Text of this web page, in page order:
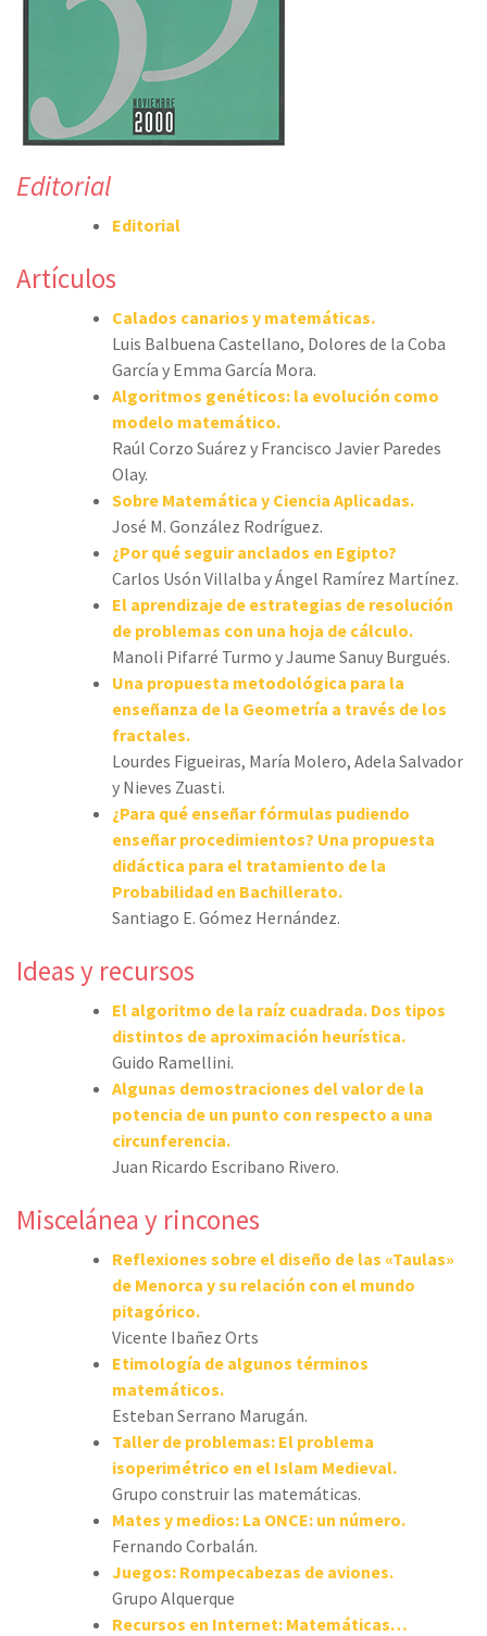
Editorial
Editorial
Artículos
Calados canarios y matemáticas.
Luis Balbuena Castellano, Dolores de la Coba
García y Emma García Mora.
Algoritmos genéticos: la evolución como
modelo matemático.
Raúl Corzo Suárez y Francisco Javier Paredes
Olay.
Sobre Matemática y Ciencia Aplicadas.
José M. González Rodríguez.
¿Por qué seguir anclados en Egipto?
Carlos Usón Villalba y Ángel Ramírez Martínez.
El aprendizaje de estrategias de resolución
de problemas con una hoja de cálculo.
Manoli Pifarré Turmo y Jaume Sanuy Burgués.
Una propuesta metodológica para la
enseñanza de la Geometría a través de los
fractales.
Lourdes Figueiras, María Molero, Adela Salvador
y Nieves Zuasti.
¿Para qué enseñar fórmulas pudiendo
enseñar procedimientos? Una propuesta
didáctica para el tratamiento de la
Probabilidad en Bachillerato.
Santiago E. Gómez Hernández.
Ideas y recursos
El algoritmo de la raíz cuadrada. Dos tipos
distintos de aproximación heurística.
Guido Ramellini.
Algunas demostraciones del valor de la
potencia de un punto con respecto a una
circunferencia.
Juan Ricardo Escribano Rivero.
Miscelánea y rincones
Reflexiones sobre el diseño de las «Taulas»
de Menorca y su relación con el mundo
pitagórico.
Vicente Ibañez Orts
Etimología de algunos términos
matemáticos.
Esteban Serrano Marugán.
Taller de problemas: El problema
isoperimétrico en el Islam Medieval.
Grupo construir las matemáticas.
Mates y medios: La ONCE: un número.
Fernando Corbalán.
Juegos: Rompecabezas de aviones.
Grupo Alquerque
Recursos en Internet: Matemáticas…